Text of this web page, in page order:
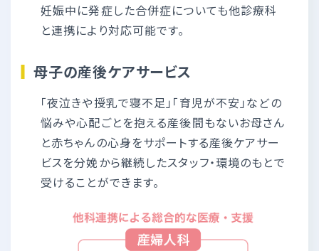
妊娠中に発症した合併症についても他診療科
と連携により対応可能です。
母子の産後ケアサービス
「夜泣きや授乳で寝不足」「育児が不安」などの
悩みや心配ごとを抱える産後間もないお母さん
と赤ちゃんの心身をサポートする産後ケアサー
ビスを分娩から継続したスタッフ・環境のもとで
受けることができます。